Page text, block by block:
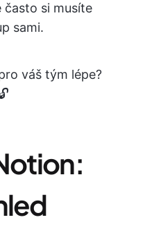
často si musíte
sami.
váš tým lépe?